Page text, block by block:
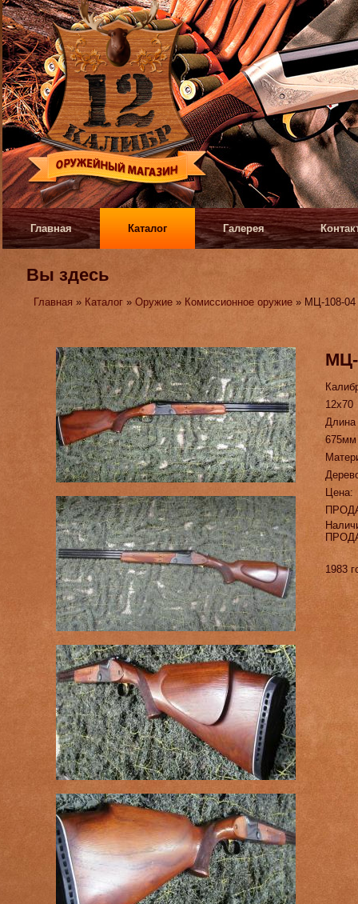
Главная Каталог Галерея
Вы здесь
Главная » Каталог »Оружие » Комиссионное оружие » МЦ-108-04
МЦ-
12х70
675мм
Цена:
1983